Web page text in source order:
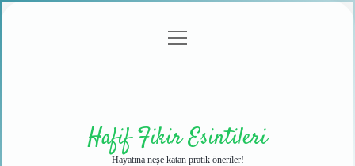
menüyü
Hafif Fikir Esintileri
Hayatına neşe katan pratik öneriler!